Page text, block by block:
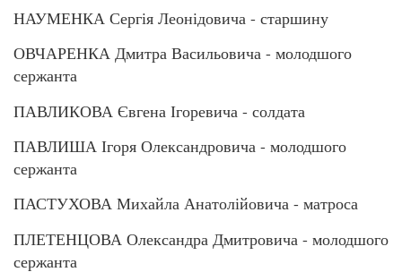
НАУМЕНКА Сергія Леонідовича - старшину
ОВЧАРЕНКА Дмитра Васильовича - молодшого
сержанта
ПАВЛИКОВА Євгена Ігоревича - солдата
ПАВЛИША Ігоря Олександровича - молодшого
сержанта
ПАСТУХОВА Михайла Анатолійовича - матроса
ПЛЕТЕНЦОВА Олександра Дмитровича - молодшого
сержанта